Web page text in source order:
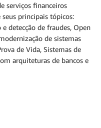
serviços financeiros
seus principais tópicos:
e detecção de fraudes, Open
de sistemas
de Vida, Sistemas de
arquiteturas de bancos e